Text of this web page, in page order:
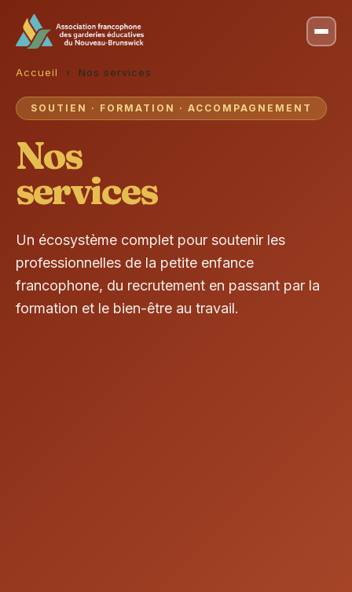
Accueil › Nos services
SOUTIEN · FORMATION · ACCOMPAGNEMENT
Nos
services
Un écosystème complet pour soutenir les
professionnelles de la petite enfance
francophone, du recrutement en passant par la
formation et le bien-être au travail.